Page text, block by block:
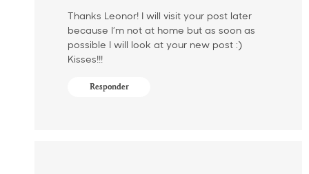
Thanks Leonor! I will visit your post later
because I’m not at home but as soon as
possible I will look at your new post :)
Kisses!!!
Responder